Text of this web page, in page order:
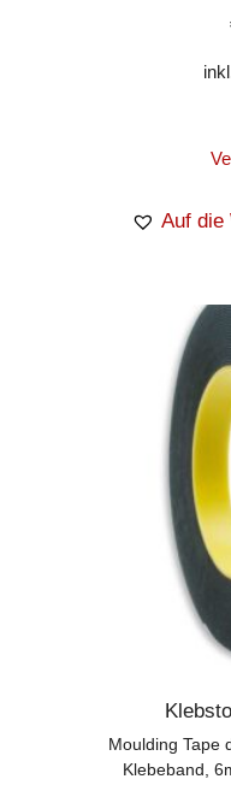
Auf die
Moulding Tape
Klebeband,